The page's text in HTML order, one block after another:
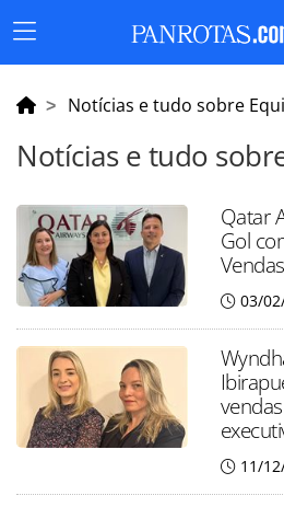
Menu
Principal
Notícias e tudo sobre
Notícias e tudo
Qatar
Gol
03/
11/